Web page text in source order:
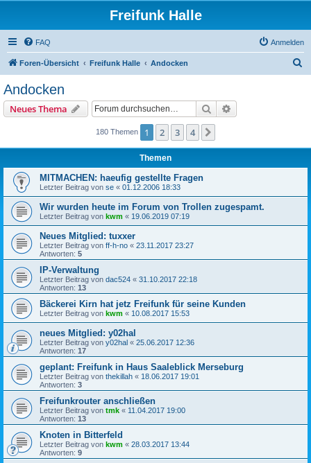
Freifunk Halle
FAQ Anmelden
Foren-Übersicht Freifunk Halle Andocken
Andocken
Neues Thema Suche
180 Themen 1 2 3 4
Themen
MITMACHEN: haeufig gestellte Fragen
Letzter Beitrag von se « 01.12.2006 18:33
Wir wurden heute im Forum von Trollen zugespamt.
Letzter Beitrag von kwm « 19.06.2019 07:19
Neues Mitglied: tuxxer
Letzter Beitrag von ff-h-no « 23.11.2017 23:27
Antworten: 5
IP-Verwaltung
Letzter Beitrag von dac524 « 31.10.2017 22:18
Antworten: 13
Bäckerei Kirn hat jetz Freifunk für seine Kunden
Letzter Beitrag von kwm « 10.08.2017 15:53
neues Mitglied: y02hal
Letzter Beitrag von y02hal « 25.06.2017 12:36
Antworten: 17
geplant: Freifunk in Haus Saaleblick Merseburg
Letzter Beitrag von thekillah « 18.06.2017 19:01
Antworten: 3
Freifunkrouter anschließen
Letzter Beitrag von tmk « 11.04.2017 19:00
Antworten: 13
Knoten in Bitterfeld
Letzter Beitrag von kwm « 28.03.2017 13:44
Antworten: 9